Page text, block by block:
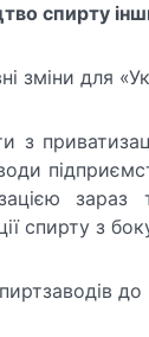
спирту
зміни для
з
спирту з
до